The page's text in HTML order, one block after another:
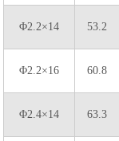
Φ2.2×14 53.2
Φ2.2×16 60.8
Φ2.4×14 63.3